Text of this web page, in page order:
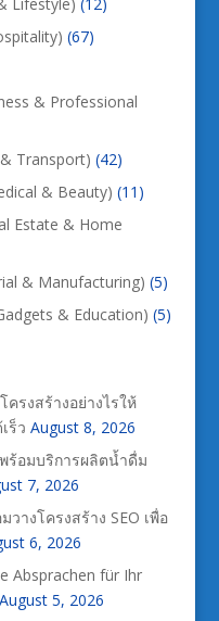
Lifestyle) (12)
(67)
& Professional
Transport) (42)
& Beauty) (11)
Estate & Home
& Manufacturing) (5)
& Education) (5)
รงสร้างอย่างไรให้
ร็ว August 8, 2026
ร้อมบริการผลิตน้ำดื่ม
7, 2026
างโครงสร้าง SEO เพื่อ
6, 2026
Absprachen für Ihr
August 5, 2026